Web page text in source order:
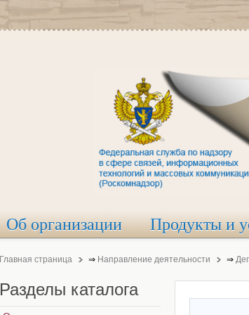
Об организации Продукты и
Главная страница ⇒ Направление деятельности ⇒
Разделы каталога